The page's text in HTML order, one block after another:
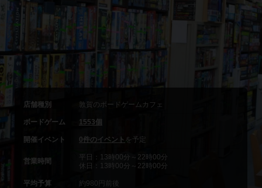
店舗種別 敦賀のボードゲームカフェ
ボードゲーム 1553個
開催イベント 0件のイベント を予定
営業時間
平日：13時00分～22時00分
休日：13時00分～22時00分
平均予算 約980円前後